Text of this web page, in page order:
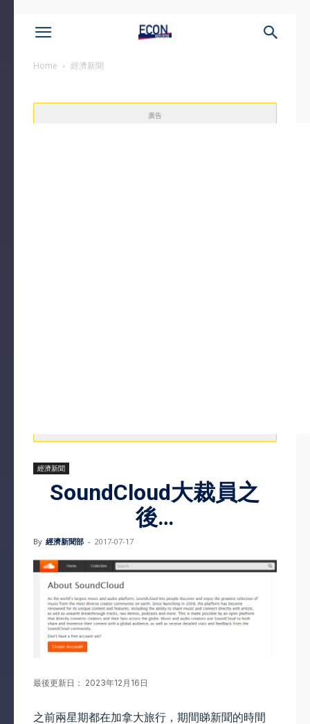
Home 經濟新聞
廣告
經濟新聞
SoundCloud大裁員之
後…
By 經濟新聞部 - 2017-07-17
最後更新日： 2023年12月16日
之前兩星期都在加拿大旅行，期間睇新聞的時間